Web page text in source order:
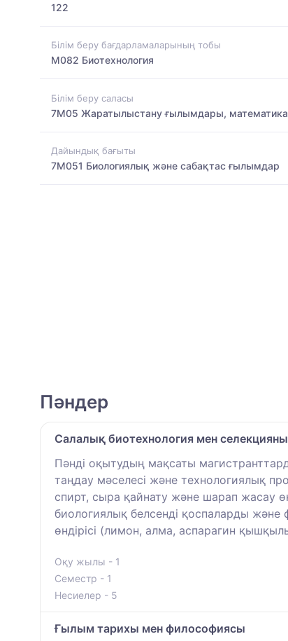
122
Білім беру бағдарламаларының тобы
M082 Биотехнология
Білім беру саласы
7M05 Жаратылыстану ғылымдары, математика
Дайындық бағыты
7M051 Биологиялық және сабақтас ғылымдар
Пәндер
Салалық биотехнология мен
Пәнді оқытудың мақсаты
таңдау мәселесі және технологиялық
спирт, сыра қайнату және шарап жасау
биологиялық белсенді қоспаларды
өндірісі (лимон, алма, аспарагин
Оқу жылы - 1
Семестр - 1
Несиелер - 5
Ғылым тарихы мен философиясы